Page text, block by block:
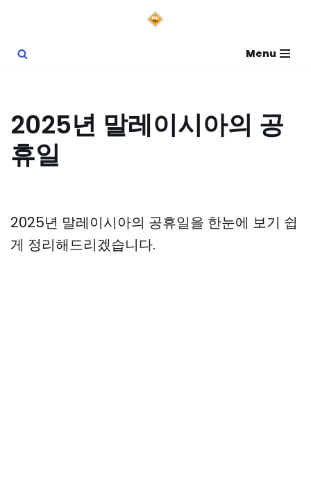
텐
건
너
뛰
Menu
2025년 말레이시아의 공
휴일
2025년 말레이시아의 공휴일을 한눈에 보기 쉽
게 정리해드리겠습니다.